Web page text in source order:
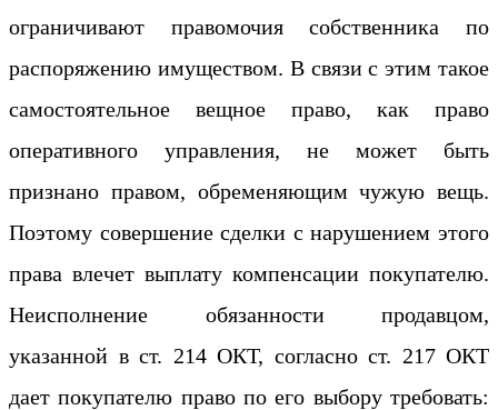
ограничивают правомочия собственника по
распоряжению имуществом. В связи с этим такое
самостоятельное вещное право, как право
оперативного управления, не может быть
признано правом, обременяющим чужую вещь.
Поэтому совершение сделки с нарушением этого
права влечет выплату компенсации покупателю.
Неисполнение обязанности продавцом,
указанной в ст. 214 ОКТ, согласно ст. 217 ОКТ
дает покупателю право по его выбору требовать: